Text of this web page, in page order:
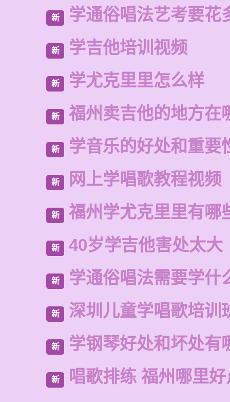
新 学通俗唱法艺考要花
新 学吉他培训视频
新 学尤克里里怎么样
新 福州卖吉他的地方在
新 学音乐的好处和重要
新 网上学唱歌教程视频
新 福州学尤克里里有哪
新 40岁学吉他害处太大
新 学通俗唱法需要学什
新 深圳儿童学唱歌培训
新 学钢琴好处和坏处有
新 唱歌排练 福州哪里